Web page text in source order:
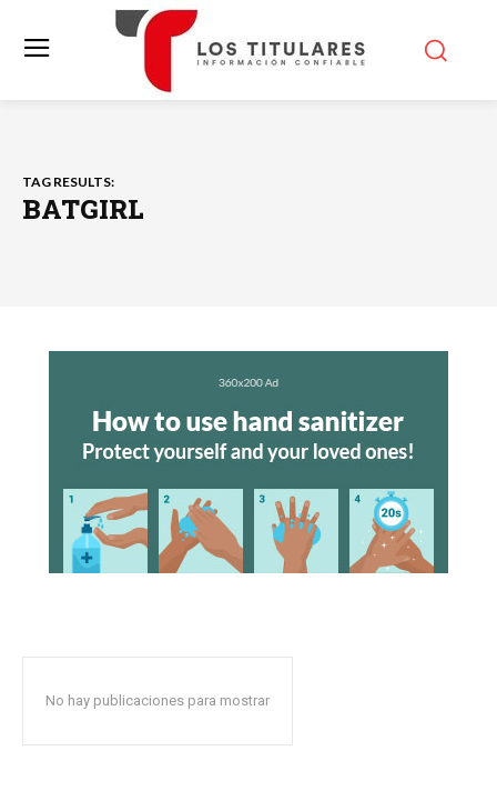
TAG RESULTS:
BATGIRL
No hay publicaciones para mostrar